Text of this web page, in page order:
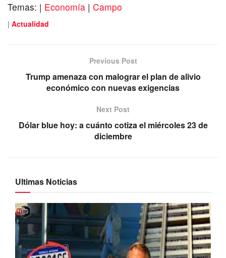
Temas: | Economía | Campo
| Actualidad
Previous Post
Trump amenaza con malograr el plan de alivio
económico con nuevas exigencias
Next Post
Dólar blue hoy: a cuánto cotiza el miércoles 23 de
diciembre
Ultimas Noticias